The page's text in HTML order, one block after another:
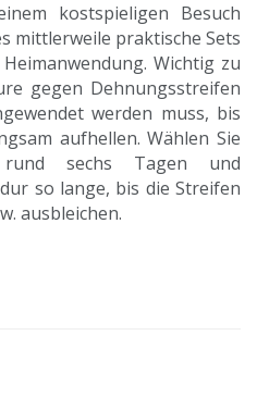
kostspieligen Besuch
mittlerweile praktische Sets
Wichtig zu
gegen Dehnungsstreifen
werden muss, bis
aufhellen. Wählen Sie
sechs Tagen und
so lange, bis die Streifen
ausbleichen.